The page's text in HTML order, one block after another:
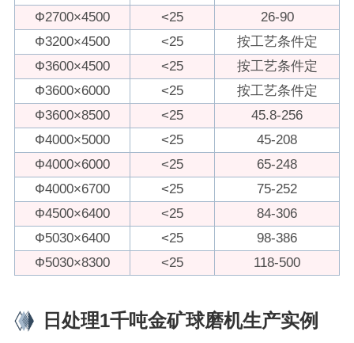
Ф2700×4500
<25
26-90
Ф3200×4500
<25
按工艺条件定
Ф3600×4500
<25
按工艺条件定
Ф3600×6000
<25
按工艺条件定
Ф3600×8500
<25
45.8-256
Ф4000×5000
<25
45-208
Ф4000×6000
<25
65-248
Ф4000×6700
<25
75-252
Ф4500×6400
<25
84-306
Ф5030×6400
<25
98-386
Ф5030×8300
<25 118-500
日处理1千吨金矿球磨机生产实例